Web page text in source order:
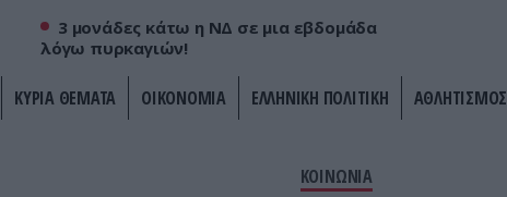
3 μονάδες κάτω η ΝΔ σε μια εβδομάδα
λόγω πυρκαγιών!
ΚΥΡΙΑ ΘΕΜΑΤΑ ΟΙΚΟΝΟΜΙΑ ΕΛΛΗΝΙΚΗ ΠΟΛΙΤΙΚΗ ΑΘΛΗΤΙΣΜΟΣ
ΚΟΙΝΩΝΙΑ